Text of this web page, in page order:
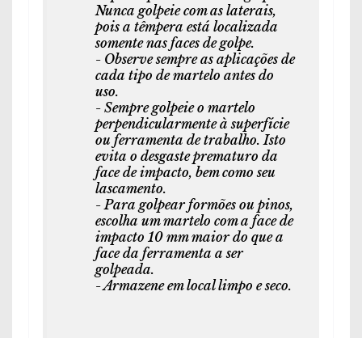
Nunca golpeie com as laterais,
pois a têmpera está localizada
somente nas faces de golpe.
- Observe sempre as aplicações de
cada tipo de martelo antes do
uso.
- Sempre golpeie o martelo
perpendicularmente à superfície
ou ferramenta de trabalho. Isto
evita o desgaste prematuro da
face de impacto, bem como seu
lascamento.
- Para golpear formões ou pinos,
escolha um martelo com a face de
impacto 10 mm maior do que a
face da ferramenta a ser
golpeada.
- Armazene em local limpo e seco.